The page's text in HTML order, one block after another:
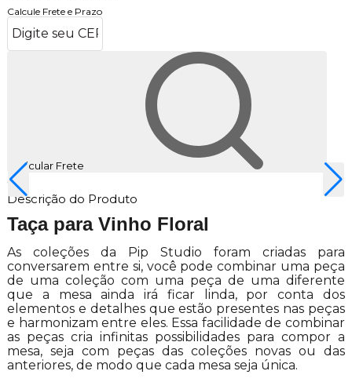
Calcule Frete e Prazo
Calcular Frete
Descrição do Produto
Taça para Vinho Floral
As coleções da Pip Studio foram criadas para
conversarem entre si, você pode combinar uma peça
de uma coleção com uma peça de uma diferente
que a mesa ainda irá ficar linda, por conta dos
elementos e detalhes que estão presentes nas peças
e harmonizam entre eles. Essa facilidade de combinar
as peças cria infinitas possibilidades para compor a
mesa, seja com peças das coleções novas ou das
anteriores, de modo que cada mesa seja única.